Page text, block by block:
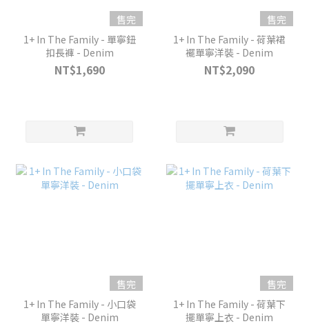
售完
1+ In The Family - 單寧鈕
扣長褲 - Denim
NT$1,690
售完
1+ In The Family - 荷葉裙
襬單寧洋裝 - Denim
NT$2,090
售完
1+ In The Family - 小口袋
單寧洋裝 - Denim
售完
1+ In The Family - 荷葉下
擺單寧上衣 - Denim